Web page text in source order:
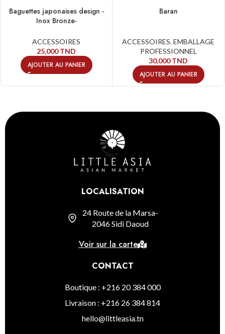
Baguettes japonaises design -
Inox Bronze-
ACCESSOIRES
25,000TND
AJOUTER AU PANIER
Baran
ACCESSOIRES, EMBALLAGE
PROFESSIONNEL
30,000TND
AJOUTER AU PANIER
LOCALISATION
24 Route de la Marsa-
2046 Sidi Daoud
Voir sur la carte
CONTACT
Boutique : +216 20 384 000
Livraison : +216 26 384 814
hello@littleasia.tn